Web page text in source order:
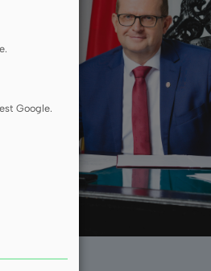
Google.